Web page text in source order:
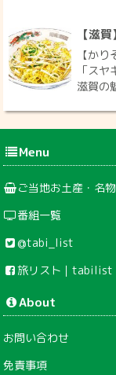
【滋
【か
「ス
滋賀の
Menu
ご当地お土産・名物
番組一覧
@tabi_list
旅リスト｜tabilist
About
お問い合わせ
免責事項